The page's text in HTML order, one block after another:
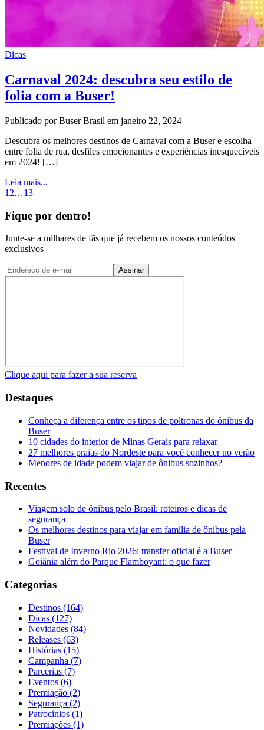
Dicas
Carnaval 2024: descubra seu estilo de
folia com a Buser!
Publicado por Buser Brasil em janeiro 22, 2024
Descubra os melhores destinos de Carnaval com a Buser e escolha
entre folia de rua, desfiles emocionantes e experiências inesquecíveis
em 2024! […]
Leia mais...
1 2…13
Fique por dentro!
Junte-se a milhares de fãs que já recebem os nossos conteúdos
exclusivos
Assinar
Clique aqui para fazer a sua reserva
Destaques
Conheça a diferença entre os tipos de poltronas do ônibus da
Buser
10 cidades do interior de Minas Gerais para relaxar
27 melhores praias do Nordeste para você conhecer no verão
Menores de idade podem viajar de ônibus sozinhos?
Recentes
Viagem solo de ônibus pelo Brasil: roteiros e dicas de
segurança
Os melhores destinos para viajar em família de ônibus pela
Buser
Festival de Inverno Rio 2026: transfer oficial é a Buser
Goiânia além do Parque Flamboyant: o que fazer
Categorias
Destinos (164)
Dicas (127)
Novidades (84)
Releases (63)
Histórias (15)
Campanha (7)
Parcerias (7)
Eventos (6)
Premiação (2)
Segurança (2)
Patrocínios (1)
Premiações (1)